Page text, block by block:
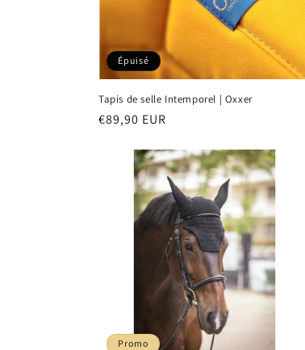
Épuisé
Tapis de selle Intemporel | Oxxer
Prix
€89,90 EUR
Promo